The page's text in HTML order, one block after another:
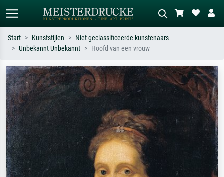
Zoek op kunstenaar, titel of stijl – bijv.
Monet, Sterrennacht, impressionisme,
Hokusai-golf, naakt.
Beschrijf de scène – bijv. groene
weide, abstract met veel rood, donker
olieverfschilderij, staand naakt naast
Start Kunststijlen
Niet geclassificeerde kunstenaars
Unbekannt Unbekannt
Hoofd van een vrouw